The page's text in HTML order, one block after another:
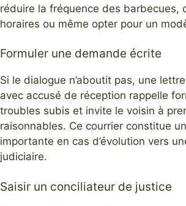
réduire la fréquence des barbecues,
horaires ou même opter pour un
Formuler une demande écrite
Si le dialogue n’aboutit pas, une
avec accusé de réception rappelle
troubles subis et invite le voisin à
raisonnables. Ce courrier constitue
importante en cas d’évolution vers
judiciaire.
Saisir un conciliateur de justice